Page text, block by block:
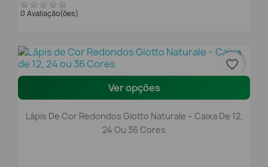
0 Avaliação(ões)
Ver opções
Lápis De Cor Redondos Giotto Naturale – Caixa De 12,
24 Ou 36 Cores
favorite_border